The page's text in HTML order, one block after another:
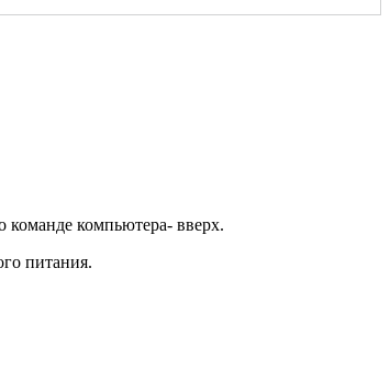
команде компьютера- вверх.
питания.